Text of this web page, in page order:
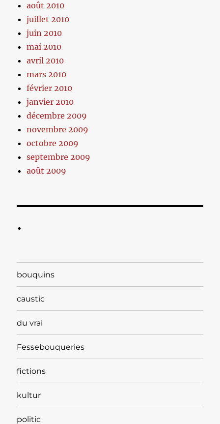
août 2010
juillet 2010
juin 2010
mai 2010
avril 2010
mars 2010
février 2010
janvier 2010
décembre 2009
novembre 2009
octobre 2009
septembre 2009
août 2009
bouquins
caustic
du vrai
Fessebouqueries
fictions
kultur
politic